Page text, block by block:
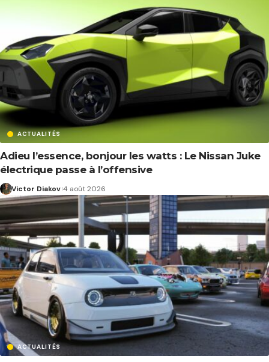
ACTUALITÉS
Adieu l’essence, bonjour les watts : Le Nissan Juke
électrique passe à l’offensive
Victor Diakov 4 août 2026
ACTUALITÉS